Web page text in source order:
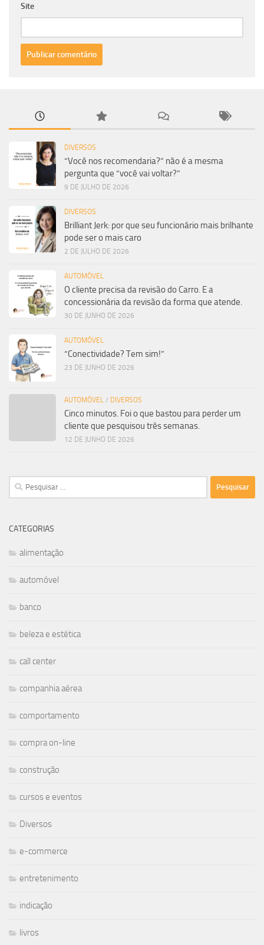
Site
DIVERSOS
“Você nos recomendaria?” não é a mesma
pergunta que “você vai voltar?”
9 DE JULHO DE 2026
DIVERSOS
Brilliant Jerk: por que seu funcionário mais brilhante
pode ser o mais caro
2 DE JULHO DE 2026
AUTOMÓVEL
O cliente precisa da revisão do Carro. E a
concessionária da revisão da forma que atende.
30 DE JUNHO DE 2026
AUTOMÓVEL
“Conectividade? Tem sim!”
23 DE JUNHO DE 2026
AUTOMÓVEL / DIVERSOS
Cinco minutos. Foi o que bastou para perder um
cliente que pesquisou três semanas.
12 DE JUNHO DE 2026
Pesquisar
por:
CATEGORIAS
alimentação
automóvel
banco
beleza e estética
call center
companhia aérea
comportamento
compra on-line
construção
cursos e eventos
Diversos
e-commerce
entretenimento
indicação
livros